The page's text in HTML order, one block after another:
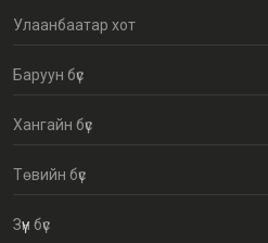
Улаанбаатар хот
Баруун бүс
Хангайн бүс
Төвийн бүс
Зүүн бүс